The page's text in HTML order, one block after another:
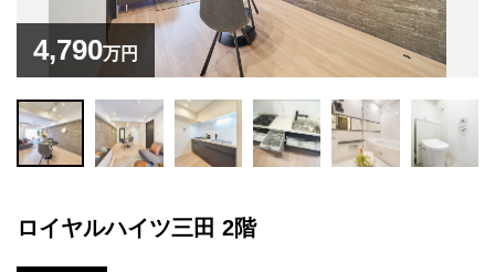
4,790万円
ロイヤルハイツ三田 2階